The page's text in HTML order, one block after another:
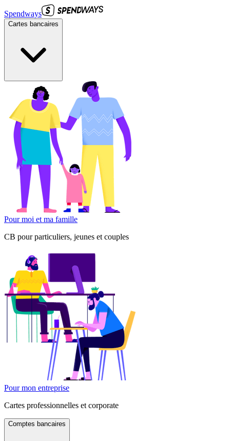
Spendways
Cartes bancaires
Pour moi et ma famille
CB pour particuliers, jeunes et couples
Pour mon entreprise
Cartes professionnelles et corporate
Comptes bancaires